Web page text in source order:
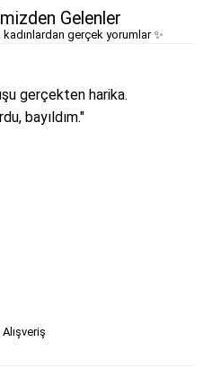
Gelenler
kadınlardan gerçek yorumlar ✨
gerçekten harika.
bayıldım."